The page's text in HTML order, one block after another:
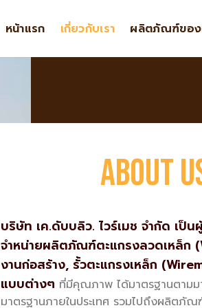
หน้าแรก เกี่ยวกับเรา ผลิตภัณฑ์ของ
About
บริษัท เค.ดับบลิว. ไวร์เมช จำกัด เป็
จำหน่ายผลิตภัณฑ์ตะแกรงลวดเหล็ก
งานก่อสร้าง, รั้วตะแกรงเหล็ก
แบบต่างๆ ที่มีคุณภาพ ได้มาตรฐานตามม
มาตรฐานภายในประเทศ รวมไปถึงผลิตภัณ